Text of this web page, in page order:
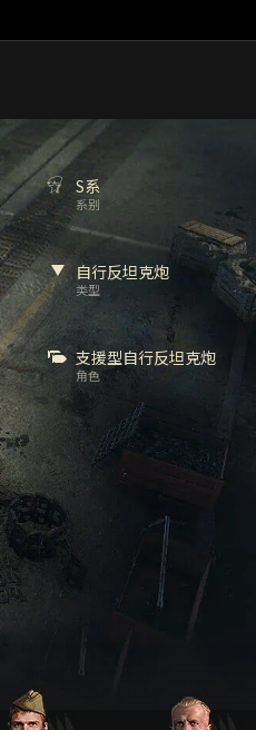
系别
S系
类型
自行反坦克炮
角色
支援型自行反坦克炮